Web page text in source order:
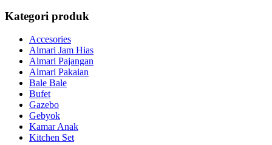
Kategori produk
Accesories
Almari Jam Hias
Almari Pajangan
Almari Pakaian
Bale Bale
Bufet
Gazebo
Gebyok
Kamar Anak
Kitchen Set